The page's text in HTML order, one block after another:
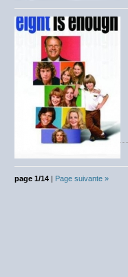
page 1/14 Page suivante »